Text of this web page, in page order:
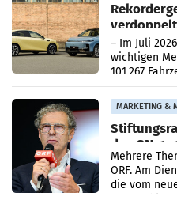
– Im Juli
wichtigen
101.267
Ergebnis
verdoppelte
MARKETING &
den SN
Mehrere
ORF. Am
die vom